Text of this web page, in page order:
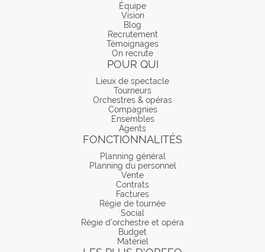
Équipe
Vision
Blog
Recrutement
Témoignages
On recrute
POUR QUI
Lieux de spectacle
Tourneurs
Orchestres & opéras
Compagnies
Ensembles
Agents
FONCTIONNALITÉS
Planning général
Planning du personnel
Vente
Contrats
Factures
Régie de tournée
Social
Régie d’orchestre et opéra
Budget
Matériel